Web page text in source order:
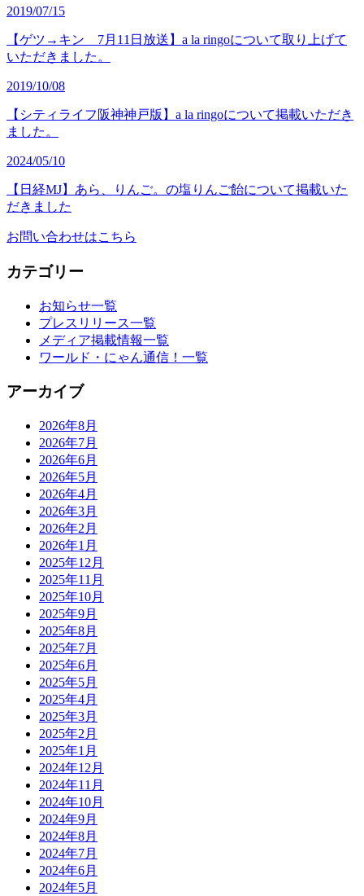
2019/07/15
【ゲツ→キン 7月11日放送】a la ringoについて取り上げて
いただきました。
2019/10/08
【シティライフ阪神神戸版】a la ringoについて掲載いただき
ました。
2024/05/10
【日経MJ】あら、りんご。の塩りんご飴について掲載いた
だきました
お問い合わせはこちら
カテゴリー
お知らせ一覧
プレスリリース一覧
メディア掲載情報一覧
ワールド・にゃん通信！一覧
アーカイブ
2026年8月
2026年7月
2026年6月
2026年5月
2026年4月
2026年3月
2026年2月
2026年1月
2025年12月
2025年11月
2025年10月
2025年9月
2025年8月
2025年7月
2025年6月
2025年5月
2025年4月
2025年3月
2025年2月
2025年1月
2024年12月
2024年11月
2024年10月
2024年9月
2024年8月
2024年7月
2024年6月
2024年5月